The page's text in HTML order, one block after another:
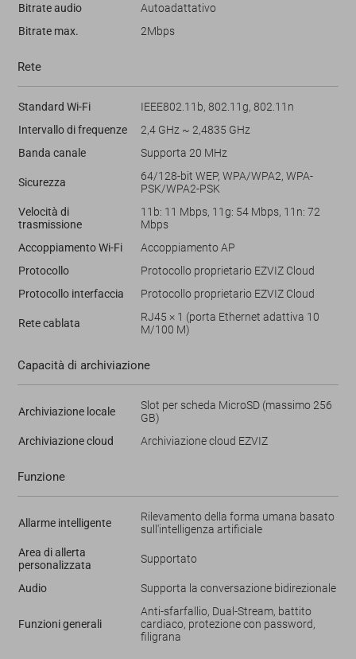
Bitrate audio
Autoadattativo
Bitrate max.
2Mbps
Rete
Standard Wi-Fi
IEEE802.11b, 802.11g, 802.11n
Intervallo di frequenze
2,4 GHz ~ 2,4835 GHz
Banda canale
Supporta 20 MHz
Sicurezza
64/128-bit WEP, WPA/WPA2, WPA-
PSK/WPA2-PSK
Velocità di
trasmissione
11b: 11 Mbps, 11g: 54 Mbps, 11n: 72
Mbps
Accoppiamento Wi-Fi
Accoppiamento AP
Protocollo
Protocollo proprietario EZVIZ Cloud
Protocollo interfaccia
Protocollo proprietario EZVIZ Cloud
Rete cablata
RJ45 × 1 (porta Ethernet adattiva 10
M/100 M)
Capacità di archiviazione
Archiviazione locale
Slot per scheda MicroSD (massimo 256
GB)
Archiviazione cloud
Archiviazione cloud EZVIZ
Funzione
Allarme intelligente
Rilevamento della forma umana basato
sull'intelligenza artificiale
Area di allerta
personalizzata
Supportato
Audio Supporta la conversazione bidirezionale
Funzioni generali
Anti-sfarfallio, Dual-Stream, battito
cardiaco, protezione con password,
filigrana